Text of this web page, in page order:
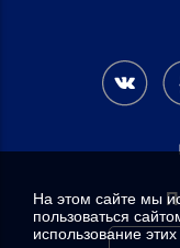
На этом сайте мы
пользоваться
использование